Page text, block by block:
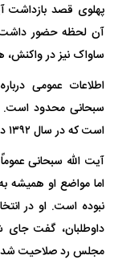
پهلوی قصد بازداشت
آن لحظه حضور داشت،
ساواک نیز در واکنش،
اطلاعات عمومی
سبحانی محدود است.
است که در سال ۱۳۹۲ در مدینه عمامه‌گذاری شد.
آیت الله سبحانی
اما مواضع او همیشه
مجلس رد صلاحیت